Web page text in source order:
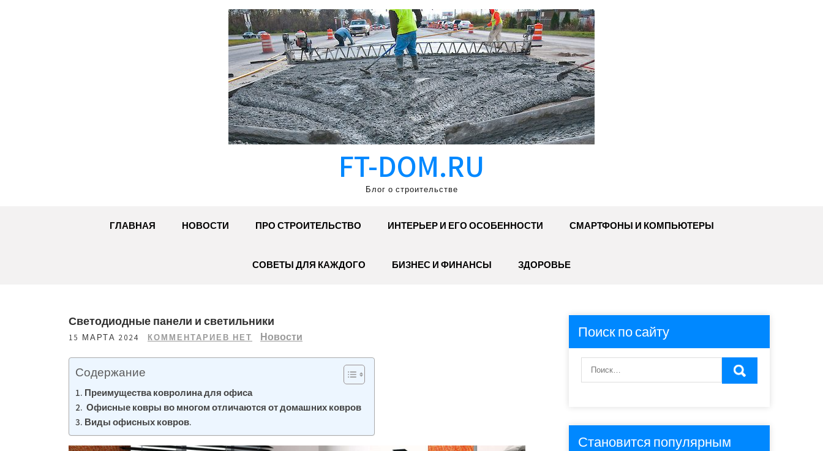
FT-DOM.RU
Блог о строительстве
ГЛАВНАЯ НОВОСТИ ПРО СТРОИТЕЛЬСТВО ИНТЕРЬЕР И ЕГО ОСОБЕННОСТИ СМАРТФОНЫ И КОМПЬЮТЕРЫ
СОВЕТЫ ДЛЯ КАЖДОГО БИЗНЕС И ФИНАНСЫ ЗДОРОВЬЕ
Светодиодные панели и светильники
15 МАРТА 2024 КОММЕНТАРИЕВ НЕТ Новости
Содержание
Преимущества ковролина для офиса
Офисные ковры во многом отличаются от домашних ковров
Виды офисных ковров.
Поиск по сайту
Становится популярным